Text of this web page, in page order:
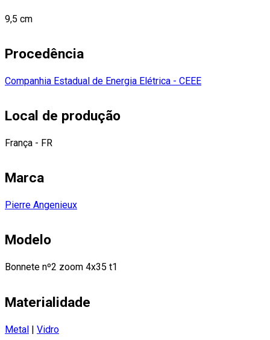
9,5 cm
Procedência
Companhia Estadual de Energia Elétrica - CEEE
Local de produção
França - FR
Marca
Pierre Angenieux
Modelo
Bonnete nº2 zoom 4x35 t1
Materialidade
Metal | Vidro